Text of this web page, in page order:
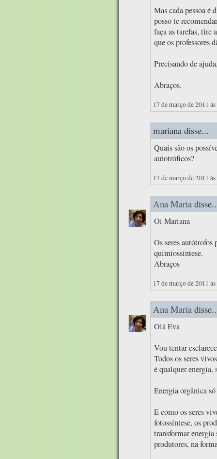
Mas cada pessoa
posso te
faça as tarefas, tire
que os professores
Precisando de
Abraços.
17 de março de 2011
mariana disse...
Quais são os
autotróficos?
17 de março de 2011
Ana Maria
Oi Mariana
Os seres autótrofos
quimiossíntese.
Abraços
17 de março de 2011
Ana Maria
Olá Eva
Vou tentar
Todos os seres
é qualquer energia,
Energia orgânica
E como os seres
fotossíntese, os
transformar energia
produtores, na